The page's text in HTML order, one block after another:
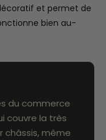
et permet de
bien au-
du commerce
couvre la très
châssis, même